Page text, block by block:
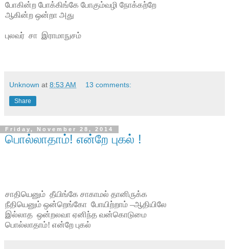
போகின்ற போக்கிங்கே போகும்வழி நோக்கற்றே
ஆகின்ற ஒன்றா அது
புலவர் சா இராமாநுசம்
Unknown at 8:53 AM 13 comments:
Share
Friday, November 28, 2014
பொல்லாதாம்! என்றே புகல் !
சாதியெனும் தீயிங்கே சாகாமல் தானிருக்க
நீதியெனும் ஒன்றெங்கோ போயிற்றாம் –ஆதியிலே
இல்லாத ஒன்றலவா ஏனிந்த வன்கொடுமை
பொல்லாதாம்! என்றே புகல்